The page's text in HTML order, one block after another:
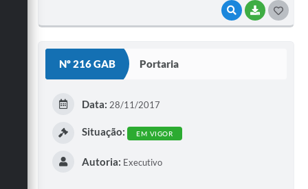
VISUALIZAR
BAIXAR
Nº 216 GAB Portaria
Data: 28/11/2017
Situação: EM VIGOR
Autoria: Executivo